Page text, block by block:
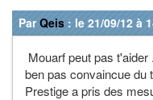
ParQeis : le 21/09/12 à
Mouarf peut pas
ben pas convaincue du
Prestige a pris des